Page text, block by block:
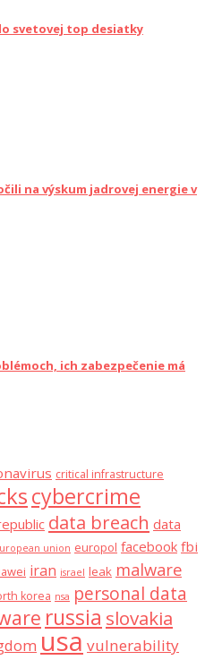
svetovej top desiatky
na výskum jadrovej energie v
ich zabezpečenie má
critical infrastructure
cybercrime
data breach data
union europol facebook fbi
iran israel leak malware
korea nsa personal data
russia slovakia
usavulnerability